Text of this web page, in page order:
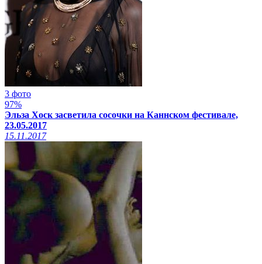
3 фото
97%
Эльза Хоск засветила сосочки на Каннском фестивале,
23.05.2017
15.11.2017